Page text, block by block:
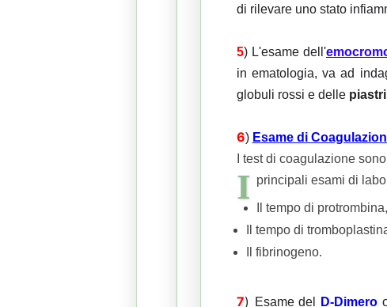
di rilevare uno stato
5) L'esame dell'
in ematologia, va ad
globuli rossi e delle
6) Esame di
I test di coagulazione
I principali esami di
Il tempo di
Il tempo di
Il fibrinogeno.
7) Esame del D-Dimero